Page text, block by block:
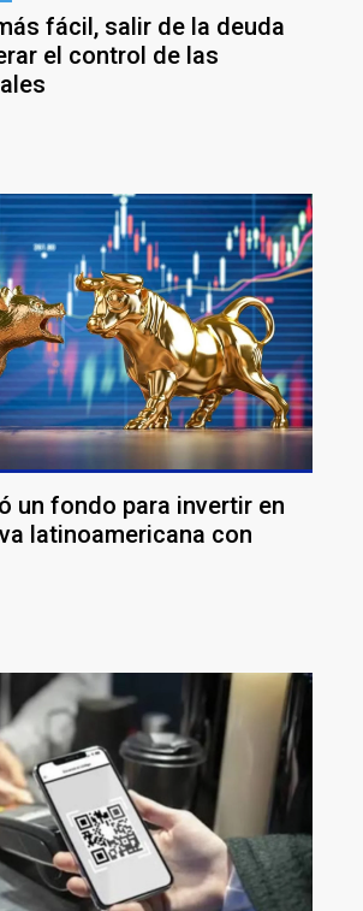
fácil, salir de la deuda
el control de las
un fondo para invertir en
latinoamericana con